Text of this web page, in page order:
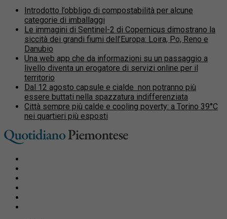
Introdotto l’obbligo di compostabilità per alcune
categorie di imballaggi
Le immagini di Sentinel-2 di Copernicus dimostrano la
siccità dei grandi fiumi dell’Europa: Loira, Po, Reno e
Danubio
Una web app che da informazioni su un passaggio a
livello diventa un erogatore di servizi online per il
territorio
Dal 12 agosto capsule e cialde non potranno più
essere buttati nella spazzatura indifferenziata
Città sempre più calde e cooling poverty: a Torino 39°C
nei quartieri più esposti